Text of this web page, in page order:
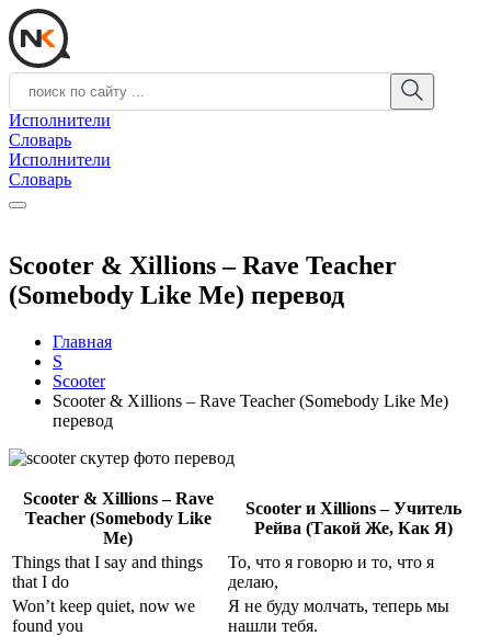
Исполнители
Словарь
Исполнители
Словарь
Scooter & Xillions – Rave Teacher
(Somebody Like Me) перевод
Главная
S
Scooter
Scooter & Xillions – Rave Teacher (Somebody Like Me)
перевод
Scooter & Xillions – Rave
Teacher (Somebody Like
Me)
Scooter и Xillions – Учитель
Рейва (Такой Же, Как Я)
Things that I say and things
that I do
То, что я говорю и то, что я
делаю,
Won’t keep quiet, now we
found you
Я не буду молчать, теперь мы
нашли тебя.